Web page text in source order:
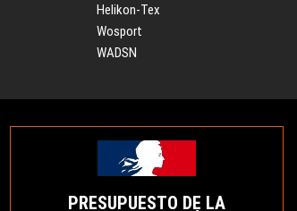
Helikon-Tex
Wosport
WADSN
PRESUPUESTO DE LA